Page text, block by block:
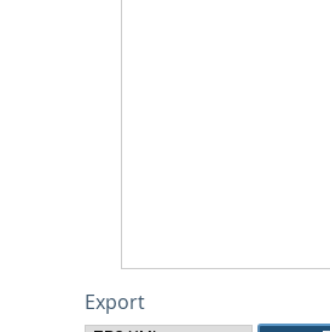
Export